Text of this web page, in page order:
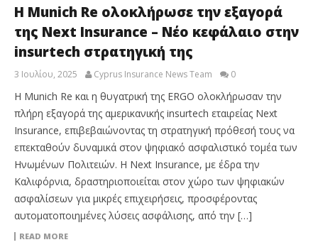
Η Munich Re ολοκλήρωσε την εξαγορά
της Next Insurance – Νέο κεφάλαιο στην
insurtech στρατηγική της
3 Ιουλίου, 2025 Cyprus Insurance News Team 0
Η Munich Re και η θυγατρική της ERGO ολοκλήρωσαν την
πλήρη εξαγορά της αμερικανικής insurtech εταιρείας Next
Insurance, επιβεβαιώνοντας τη στρατηγική πρόθεσή τους να
επεκταθούν δυναμικά στον ψηφιακό ασφαλιστικό τομέα των
Ηνωμένων Πολιτειών. Η Next Insurance, με έδρα την
Καλιφόρνια, δραστηριοποιείται στον χώρο των ψηφιακών
ασφαλίσεων για μικρές επιχειρήσεις, προσφέροντας
αυτοματοποιημένες λύσεις ασφάλισης, από την […]
READ MORE